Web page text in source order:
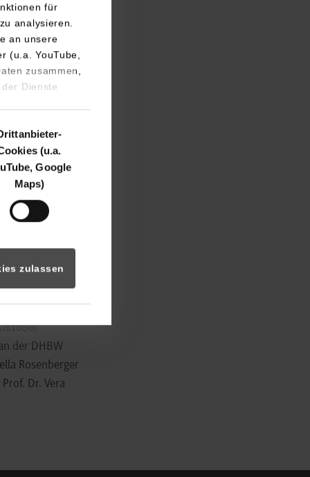
für
analysieren.
an unsere
(u.a. YouTube,
zusammen,
Dienste
(u.a.
Google
Maps)
zulassen
von Till
gab.
SDG-
der Bildung von
Challenges
und
der DHBW
Rosenberger
Dr. Vera